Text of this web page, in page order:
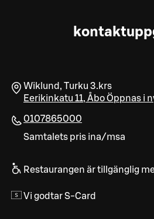
Wiklund, Turku 3.krs
Eerikinkatu 11, ÅboÖppnas i
0107865000
Samtalets pris ina/msa
Restaurangen är tillgänglig
Vi godtar S-Card